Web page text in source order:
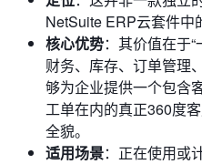
NetSuite ERP云套件中
核心优势：其价值在于
财务、库存、订单管理
够为企业提供一个包含
工单在内的真正360度
全貌。
适用场景：正在使用或